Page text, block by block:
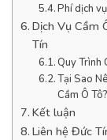
Phí dịch vụ
Dịch Vụ Cầm
Tín
Quy Trình
Tại Sao
Cầm Ô Tô?
Kết luận
Liên hệ Đức